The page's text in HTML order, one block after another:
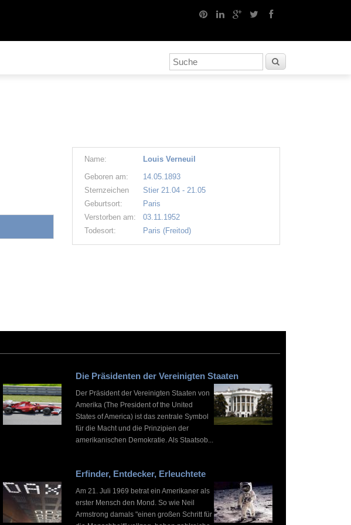
Name:
Louis Verneuil
Geboren am:
14.05.1893
Sternzeichen
Stier 21.04 - 21.05
Geburtsort:
Paris
Verstorben am:
03.11.1952
Todesort:
Paris (Freitod)
Die Präsidenten der Vereinigten Staaten
Der Präsident der Vereinigten Staaten von
Amerika (The President of the United
States of America) ist das zentrale Symbol
für die Macht und die Prinzipien der
amerikanischen Demokratie. Als Staatsob...
Erfinder, Entdecker, Erleuchtete
Am 21. Juli 1969 betrat ein Amerikaner als
erster Mensch den Mond. So wie Neil
Armstrong damals "einen großen Schritt für